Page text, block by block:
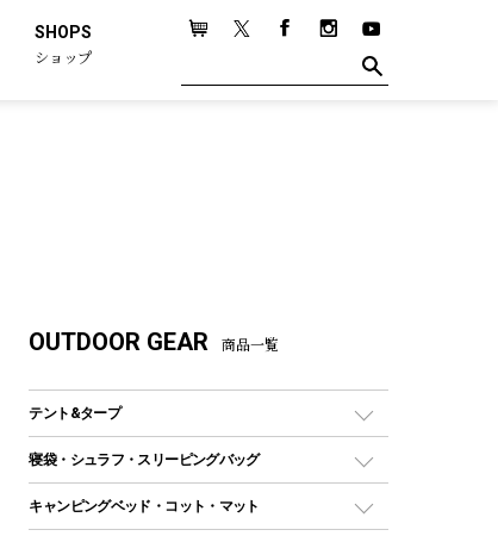
SHOPS
ショップ
OUTDOOR GEAR 商品一覧
テント&タープ
テント
ツールームテント
寝袋・シュラフ・スリーピングバッグ
レクタングラー型（封筒型）シュラフ
キャンピングベッド・コット・マット